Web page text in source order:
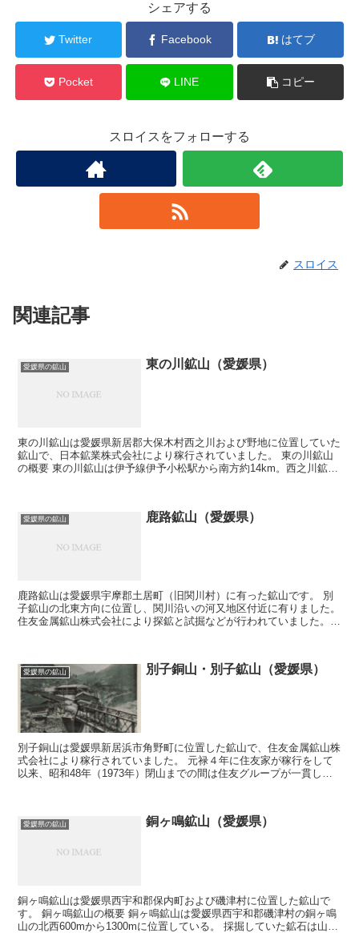
シェアする
Twitter Facebook はてブ
Pocket LINE コピー
スロイスをフォローする
スロイス
関連記事
愛媛県の鉱山 東の川鉱山（愛媛県）
東の川鉱山は愛媛県新居郡大保木村西之川および野地に位置していた
鉱山で、日本鉱業株式会社により稼行されていました。 東の川鉱山
の概要 東の川鉱山は伊予線伊予小松駅から南方約14km。西之川鉱山
愛媛県の鉱山 鹿路鉱山（愛媛県）
鹿路鉱山は愛媛県宇摩郡土居町（旧関川村）に有った鉱山です。 別
子鉱山の北東方向に位置し、関川沿いの河又地区付近に有りました。
住友金属鉱山株式会社により探鉱と試掘などが行われていました。
愛媛県の鉱山 別子銅山・別子鉱山（愛媛県）
別子銅山は愛媛県新居浜市角野町に位置した鉱山で、住友金属鉱山株
式会社により稼行されていました。 元禄４年に住友家が稼行をして
以来、昭和48年（1973年）閉山までの間は住友グループが一貫して
愛媛県の鉱山 銅ヶ鳴鉱山（愛媛県）
銅ヶ鳴鉱山は愛媛県西宇和郡保内町および磯津村に位置した鉱山で
す。 銅ヶ鳴鉱山の概要 銅ヶ鳴鉱山は愛媛県西宇和郡磯津村の銅ヶ鳴
山の北西600mから1300mに位置している。 採掘していた鉱石は山元